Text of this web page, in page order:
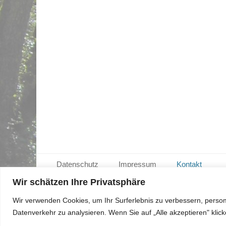
Wir schätzen Ihre Privatsphäre
Wir verwenden Cookies, um Ihr Surferlebnis zu verbessern,
Datenverkehr zu analysieren. Wenn Sie auf „Alle akzeptieren"
Seitenfuß-Menü
zum
Inhalt
Datenschutz Impressum Kontakt